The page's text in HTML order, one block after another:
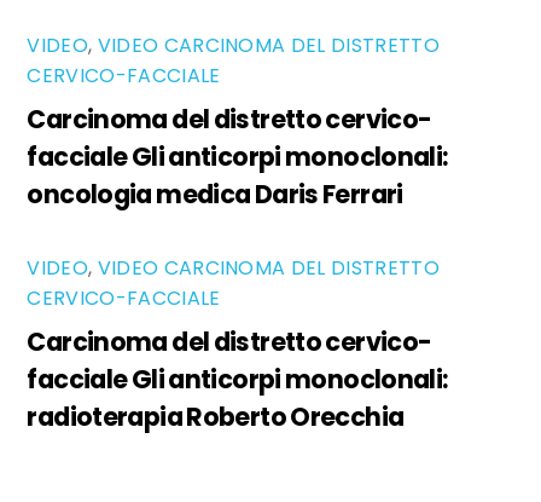
VIDEO, VIDEO CARCINOMA DEL DISTRETTO
CERVICO-FACCIALE
Carcinoma del distretto cervico-
facciale Gli anticorpi monoclonali:
oncologia medica Daris Ferrari
VIDEO, VIDEO CARCINOMA DEL DISTRETTO
CERVICO-FACCIALE
Carcinoma del distretto cervico-
facciale Gli anticorpi monoclonali:
radioterapia Roberto Orecchia